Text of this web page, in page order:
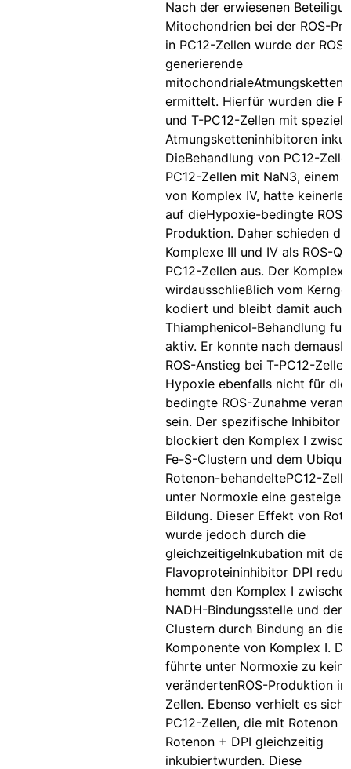
Nach der erwiesenen
Mitochondrien bei der ROS-
in PC12-Zellen wurde der ROS-
generierende
ermittelt. Hierfür wurden die
und T-PC12-Zellen mit
Atmungsketteninhibitoren
DieBehandlung von PC12-
PC12-Zellen mit NaN3, einem
von Komplex IV, hatte keinerlei
auf dieHypoxie-bedingte ROS-
Produktion. Daher schieden die
Komplexe III und IV als ROS-
PC12-Zellen aus. Der Komplex
wirdausschließlich vom
kodiert und bleibt damit auch
Thiamphenicol-Behandlung
aktiv. Er konnte nach
ROS-Anstieg bei T-PC12-
Hypoxie ebenfalls nicht für
bedingte ROS-Zunahme
sein. Der spezifische Inhibitor
blockiert den Komplex I
Fe-S-Clustern und dem
Rotenon-behandeltePC12-
unter Normoxie eine
Bildung. Dieser Effekt von
wurde jedoch durch die
gleichzeitigeInkubation mit
Flavoproteininhibitor DPI
hemmt den Komplex I
NADH-Bindungsstelle und
Clustern durch Bindung an die
Komponente von Komplex I.
führte unter Normoxie zu
verändertenROS-Produktion in
Zellen. Ebenso verhielt es sich
PC12-Zellen, die mit Rotenon
Rotenon + DPI gleichzeitig
inkubiertwurden. Diese